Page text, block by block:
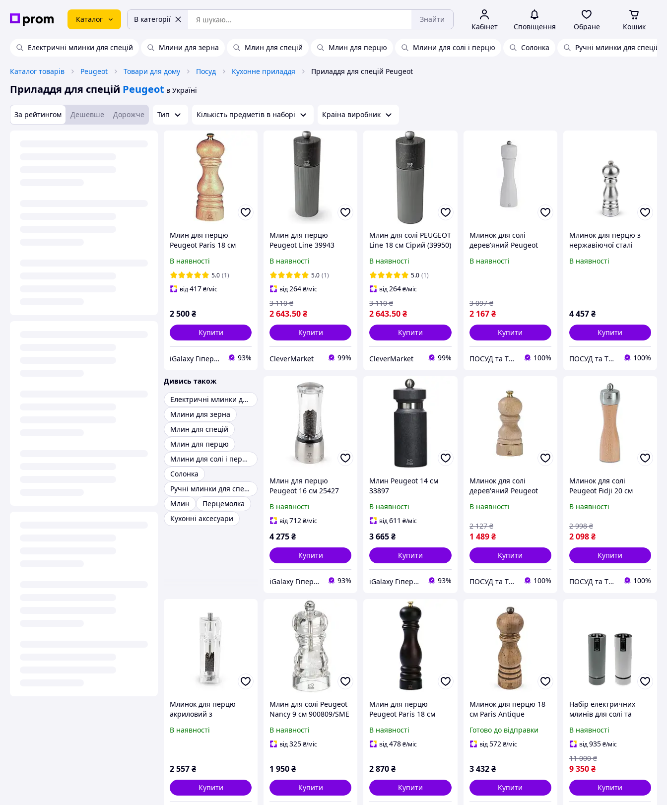
Каталог В категорії Знайти
Кабінет Сповіщення Обране Кошик
Електричні млинки для спецій Млини для зерна Млин для спецій Млин для перцю Млини для солі і перцю Солонка Ручні млинки для спецій
Каталог товарів Peugeot Товари для дому Посуд Кухонне приладдя Приладдя для спецій Peugeot
Приладдя для спецій Peugeot в Україні
За рейтингом Дешевше Дорожче Тип Кількість предметів в наборі Країна виробник
Млин для перцю
Peugeot Paris 18 см
В наявності
5.0 (1)
від417₴/міс
2 500₴
Купити
iGalaxy Гіпермаркет подарунків 93%
Млин для перцю
Peugeot Line 39943
В наявності
5.0 (1)
від264₴/міс
2 643.50₴
3 110 ₴
Купити
CleverMarket 99%
Млин для солі PEUGEOT
Line 18 см Сірий (39950)
В наявності
5.0 (1)
від264₴/міс
2 643.50₴
3 110 ₴
Купити
CleverMarket 99%
Млинок для солі
дерев'яний Peugeot
В наявності
2 167 ₴
3 097 ₴
Купити
ПОСУД та ТЕХНІКА для кухні та столовой 100%
Млинок для перцю з
нержавіючої сталі
U'Select 18 см 32470
В наявності
4 457₴
Купити
ПОСУД та ТЕХНІКА для кухні та столовой 100%
Дивись також
Електричні млинки для спецій
Млини для зерна
Млин для спецій
Млин для перцю
Млини для солі і перцю
Солонка
Ручні млинки для спецій
Млин
Перцемолка
Кухонні аксесуари
Млин для перцю
Peugeot 16 см 25427
В наявності
від712₴/міс
4 275₴
Купити
iGalaxy Гіпермаркет подарунків 93%
Млин Peugeot 14 см
33897
В наявності
від611 ₴/міс
3 665₴
Купити
iGalaxy Гіпермаркет подарунків 93%
Млинок для солі
дерев'яний Peugeot
0870412/SME
В наявності
1 489 ₴
2 127 ₴
Купити
ПОСУД та ТЕХНІКА для кухні та столовой 100%
Млинок для солі
Peugeot Fidji 20 см
В наявності
2 098₴
2 998 ₴
Купити
ПОСУД та ТЕХНІКА для кухні та столовой 100%
Млинок для перцю
акриловий з
Pontarlier 15 см 860501
В наявності
2 557₴
Купити
Млин для солі Peugeot
Nancy 9 см 900809/SME
В наявності
від325₴/міс
1 950₴
Купити
Млин для перцю
Peugeot Paris 18 см
В наявності
від478₴/міс
2 870₴
Купити
Млинок для перцю 18
см Paris Antique
Готово до відправки
від572 ₴/міс
3 432 ₴
Купити
Набір електричних
млинів для солі та
Carbon, висота 15 см,
сірий (2/4314800)
В наявності
від935₴/міс
9 350₴
11 000 ₴
Купити